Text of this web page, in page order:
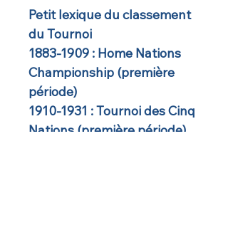
Petit lexique du classement
du Tournoi
1883-1909 : Home Nations
Championship (première
période)
1910-1931 : Tournoi des Cinq
Nations (première période)